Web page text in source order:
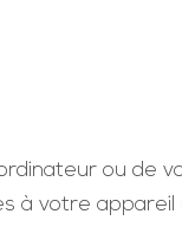
ou de
à votre appareil